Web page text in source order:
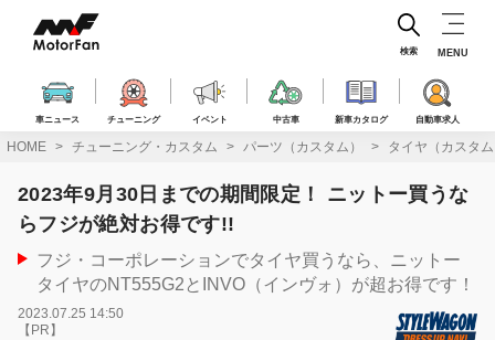
ス
車ニュース チューニング イベント 中古車 新車カタログ 自動車求人
検索 MENU
HOME チューニング・カスタム パーツ（カスタム） タイヤ（カスタ
2023年9月30日までの期間限定！ ニットー買うな
らフジが絶対お得です!!
フジ・コーポレーションでタイヤ買うなら、ニットー
タイヤのNT555G2とINVO（インヴォ）が超お得です！
2023.07.25 14:50
【PR】